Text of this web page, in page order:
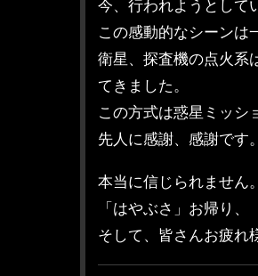
今、行われようとして
この感動的なシーンは
衛星、探査機の点火系
てきました。
この方式は惑星ミッシ
先人に感謝、感謝です。
本当に信じられません。
「はやぶさ」お帰り、
そして、皆さんお疲れ